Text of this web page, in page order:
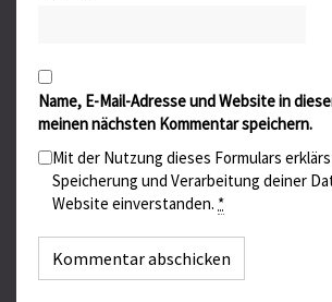
Name, E-Mail-Adresse und Website in
meinen nächsten Kommentar speichern.
Mit der Nutzung dieses Formulars
Speicherung und Verarbeitung deiner
Website einverstanden. *